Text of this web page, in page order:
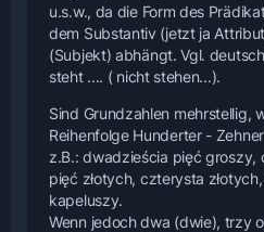
u.s.w., da die Form des
dem Substantiv (jetzt ja
(Subjekt) abhängt. Vgl.
steht .... ( nicht stehen...).
Sind Grundzahlen mehrstellig,
Reihenfolge Hunderter -
z.B.: dwadzieścia pięć
pięć złotych, czterysta
kapeluszy.
Wenn jedoch dwa (dwie), trzy